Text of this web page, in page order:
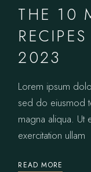
THE 10
2023
Lorem ipsum
sed do eiusmod
magna aliqua. Ut
exercitation ullam
READ MORE